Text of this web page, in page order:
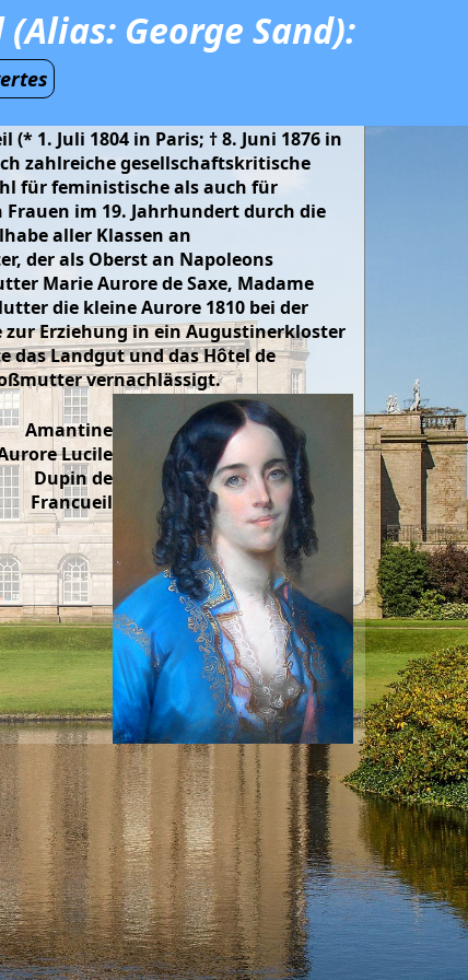
George Sand):
1. Juli 1804 in Paris; † 8. Juni 1876 in
zahlreiche gesellschaftskritische
für feministische als auch für
im 19. Jahrhundert durch die
aller Klassen an
der als Oberst an Napoleons
Marie Aurore de Saxe, Madame
die kleine Aurore 1810 bei der
zur Erziehung in ein Augustinerkloster
das Landgut und das Hôtel de
vernachlässigt.
Amantine
Lucile
Dupin de
Francueil